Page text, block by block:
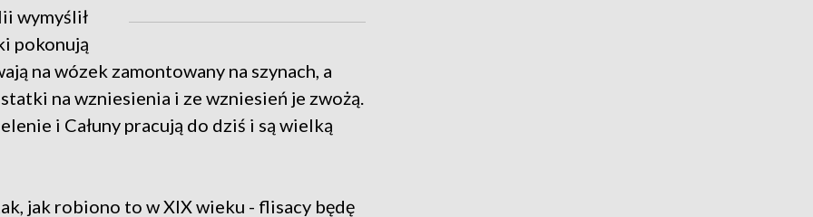
wymyślił
pokonują
na wózek zamontowany na szynach, a
na wzniesienia i ze wzniesień je zwożą.
i Całuny pracują do dziś i są wielką
jak robiono to w XIX wieku - flisacy będę